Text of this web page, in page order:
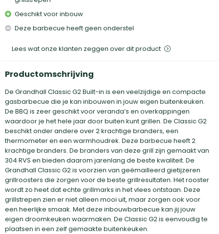
Geschikt voor inbouw
Deze barbecue heeft geen onderstel
Lees wat onze klanten zeggen over dit product
Productomschrijving
De Grandhall Classic G2 Built-in is een veelzijdige en compacte
gasbarbecue die je kan inbouwen in jouw eigen buitenkeuken.
De BBQ is zeer geschikt voor veranda’s en overkappingen
waardoor je het hele jaar door buiten kunt grillen. De Classic G2
beschikt onder andere over 2 krachtige branders, een
thermometer en een warmhoudrek. Deze barbecue heeft 2
krachtige branders. De branders van deze grill zijn gemaakt van
304 RVS en bieden daarom jarenlang de beste kwaliteit. De
Grandhall Classic G2 is voorzien van geëmailleerd gietijzeren
grillroosters die zorgen voor de beste grillresultaten. Het rooster
wordt zo heet dat echte grillmarks in het vlees ontstaan. Deze
grillstrepen zien er niet alleen mooi uit, maar zorgen ook voor
een heerlijke smaak. Met deze inbouwbarbecue kan jij jouw
eigen droomkeuken waarmaken. De Classic G2 is eenvoudig te
plaatsen in een zelf gemaakte buitenkeuken.